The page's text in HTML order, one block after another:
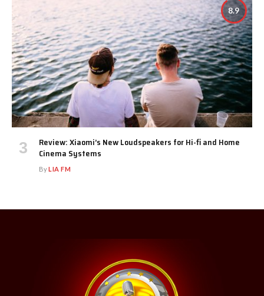
8.9
Review: Xiaomi’s New Loudspeakers for Hi-fi and Home
Cinema Systems
ByLIA FM